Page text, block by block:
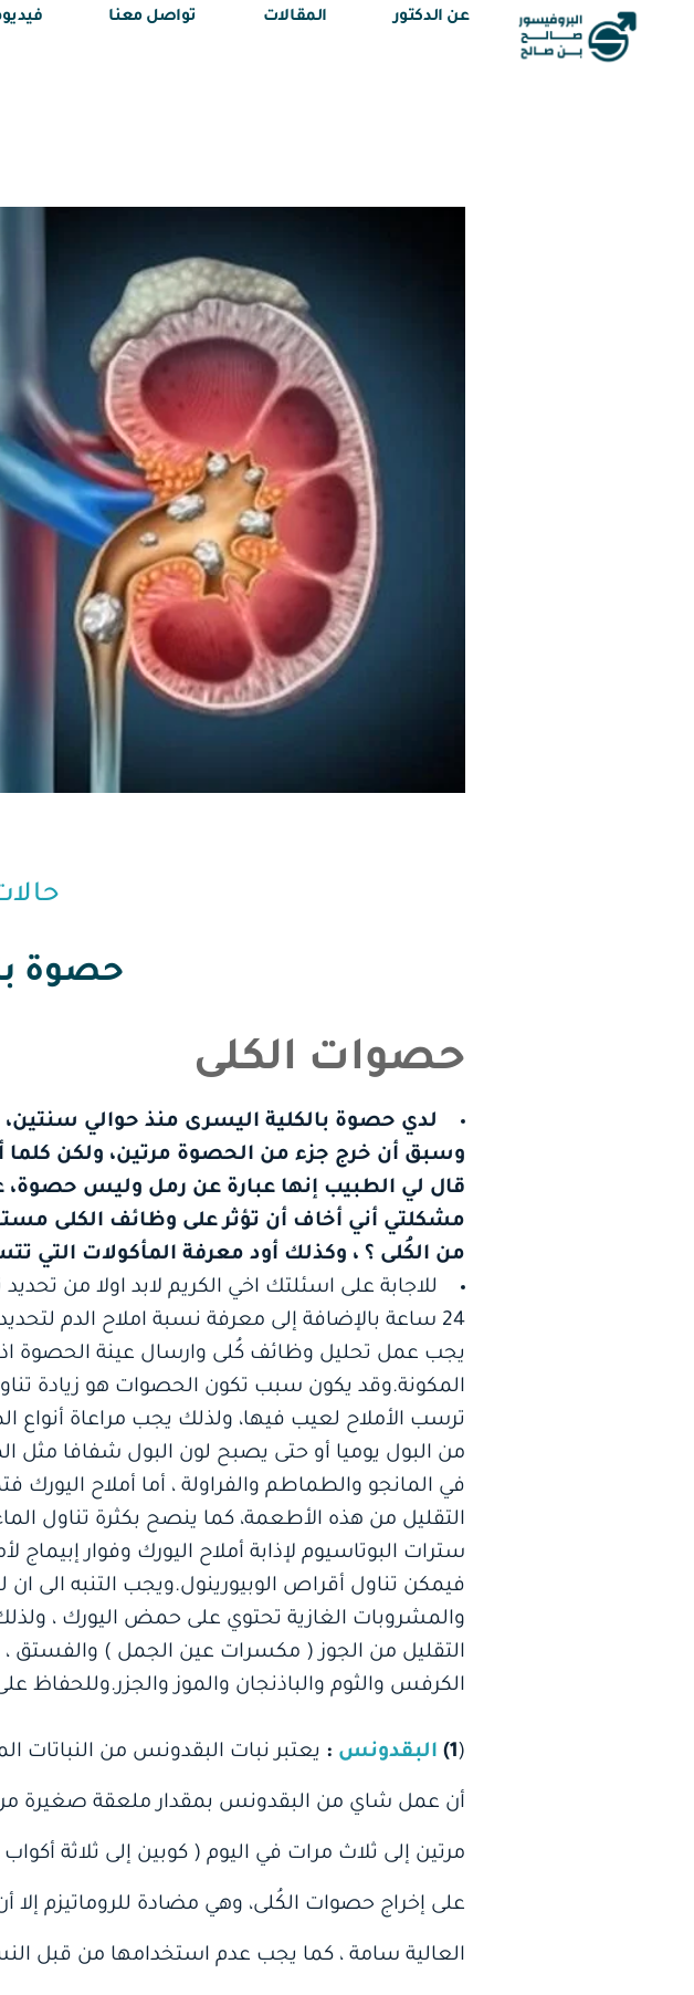
عن الدكتور المقالات تواصل معنا
حصوة
حصوات الكلى
لدي حصوة بالكلية اليسرى منذ حوالي سنتين،
وسبق أن خرج جزء من الحصوة مرتين، ولكن
قال لي الطبيب إنها عبارة عن رمل وليس حصوة،
مشكلتي أني أخاف أن تؤثر على وظائف الكلى
من الكُلى ؟ ، وكذلك أود معرفة المأكولات التي
للاجابة على اسئلتك اخي الكريم لابد اولا من
24 ساعة بالإضافة إلى معرفة نسبة املاح الدم
يجب عمل تحليل وظائف كُلى وارسال عينة الحصوة
المكونة.وقد يكون سبب تكون الحصوات هو زيادة
ترسب الأملاح لعيب فيها، ولذلك يجب مراعاة أنواع
من البول يوميا أو حتى يصبح لون البول شفافا مثل
في المانجو والطماطم والفراولة ، أما أملاح اليورك
التقليل من هذه الأطعمة، كما ينصح بكثرة تناول
سترات البوتاسيوم لإذابة أملاح اليورك وفوار
فيمكن تناول أقراص الوبيورينول.ويجب التنبه الى
والمشروبات الغازية تحتوي على حمض اليورك ،
التقليل من الجوز ( مكسرات عين الجمل )
الكرفس والثوم والباذنجان والموز والجزر.وللحفاظ
(
1) البقدونس : يعتبر نبات البقدونس من النباتات
أن عمل شاي من البقدونس بمقدار ملعقة صغيرة من
مرتين إلى ثلاث مرات في اليوم ( كوبين إلى ثلاثة
على إخراج حصوات الكُلى، وهي مضادة للروماتيزم
العالية سامة ، كما يجب عدم استخدامها من قبل